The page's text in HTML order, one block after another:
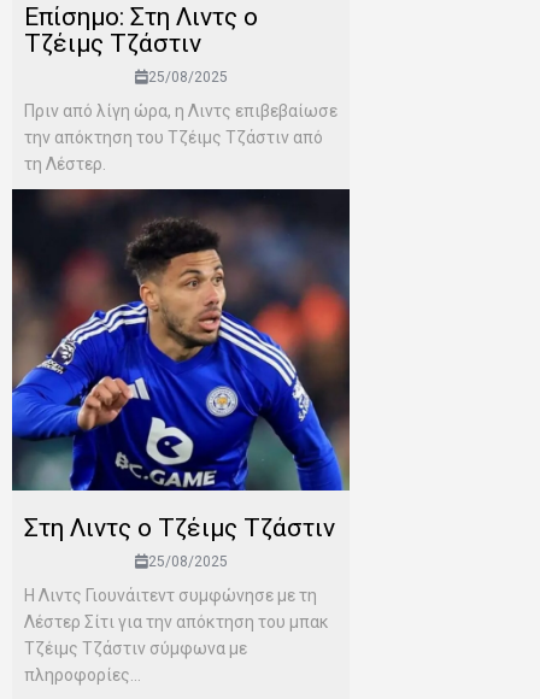
Επίσημο: Στη Λιντς ο
Τζέιμς Τζάστιν
25/08/2025
Πριν από λίγη ώρα, η Λιντς επιβεβαίωσε
την απόκτηση του Τζέιμς Τζάστιν από
τη Λέστερ.
Στη Λιντς ο Τζέιμς Τζάστιν
25/08/2025
Η Λιντς Γιουνάιτεντ συμφώνησε με τη
Λέστερ Σίτι για την απόκτηση του μπακ
Τζέιμς Τζάστιν σύμφωνα με
πληροφορίες...